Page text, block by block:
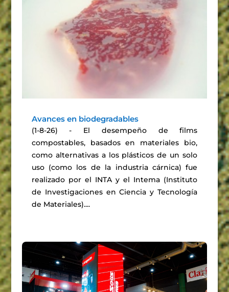
Avances en biodegradables
(1-8-26) - El desempeño de films
compostables, basados en materiales bio,
como alternativas a los plásticos de un solo
uso (como los de la industria cárnica) fue
realizado por el INTA y el Intema (Instituto
de Investigaciones en Ciencia y Tecnología
de Materiales)....